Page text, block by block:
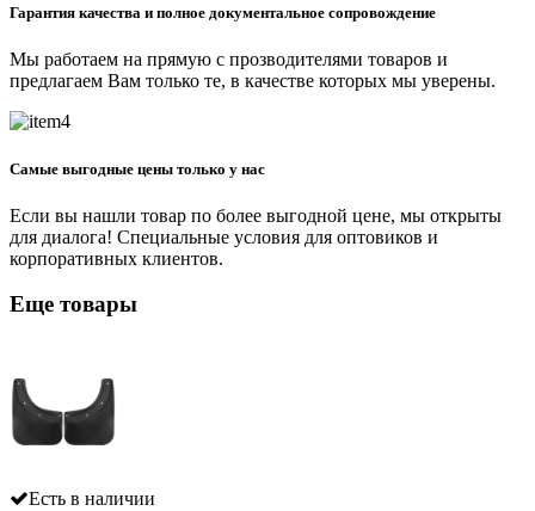
Гарантия качества и полное документальное сопровождение
Мы работаем на прямую с прозводителями товаров и
предлагаем Вам только те, в качестве которых мы уверены.
Самые выгодные цены только у нас
Если вы нашли товар по более выгодной цене, мы открыты
для диалога! Специальные условия для оптовиков и
корпоративных клиентов.
Еще товары
Есть в наличии